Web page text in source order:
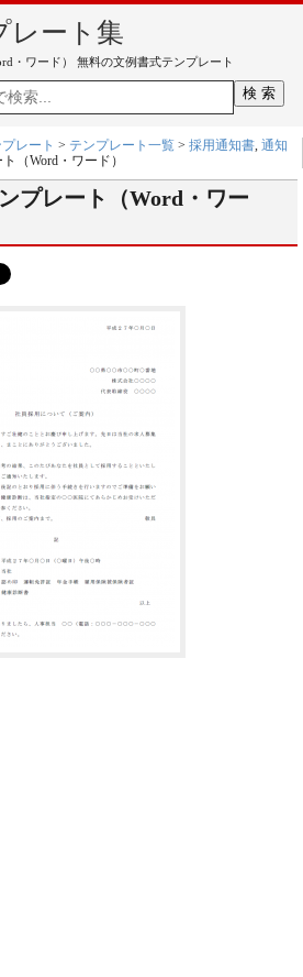
レート集
・ワード） 無料の文例書式テンプレート
レート > テンプレート一覧 > 採用通知書, 通知
（Word・ワード）
プレート（Word・ワー